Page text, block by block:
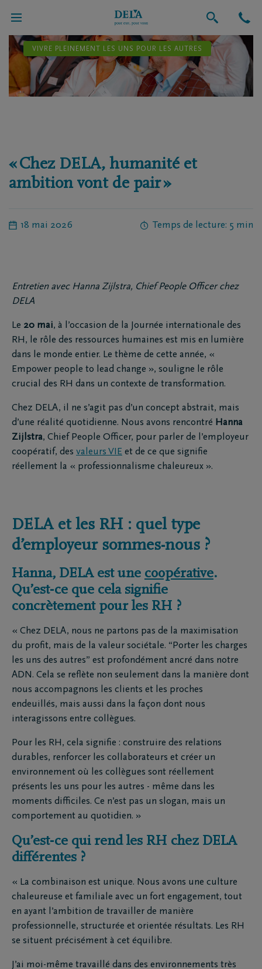
VIVRE PLEINEMENT LES UNS POUR LES AUTRES
« Chez DELA, humanité et
ambition vont de pair »
18 mai 2026 Temps de lecture: 5 min
Entretien avec Hanna Zijlstra, Chief People Officer chez
DELA
Le 20 mai, à l’occasion de la Journée internationale des
RH, le rôle des ressources humaines est mis en lumière
dans le monde entier. Le thème de cette année, «
Empower people to lead change », souligne le rôle
crucial des RH dans un contexte de transformation.
Chez DELA, il ne s’agit pas d’un concept abstrait, mais
d’une réalité quotidienne. Nous avons rencontré Hanna
Zijlstra, Chief People Officer, pour parler de l’employeur
coopératif, des valeurs VIE et de ce que signifie
réellement la « professionnalisme chaleureux ».
DELA et les RH : quel type
d’employeur sommes-nous ?
Hanna, DELA est une coopérative.
Qu’est-ce que cela signifie
concrètement pour les RH ?
« Chez DELA, nous ne partons pas de la maximisation
du profit, mais de la valeur sociétale. “Porter les charges
les uns des autres” est profondément ancré dans notre
ADN. Cela se reflète non seulement dans la manière dont
nous accompagnons les clients et les proches
endeuillés, mais aussi dans la façon dont nous
interagissons entre collègues.
Pour les RH, cela signifie : construire des relations
durables, renforcer les collaborateurs et créer un
environnement où les collègues sont réellement
présents les uns pour les autres - même dans les
moments difficiles. Ce n’est pas un slogan, mais un
comportement au quotidien. »
Qu’est-ce qui rend les RH chez DELA
différentes ?
« La combinaison est unique. Nous avons une culture
chaleureuse et familiale avec un fort engagement, tout
en ayant l’ambition de travailler de manière
professionnelle, structurée et orientée résultats. Les RH
se situent précisément à cet équilibre.
J’ai moi-même travaillé dans des environnements très